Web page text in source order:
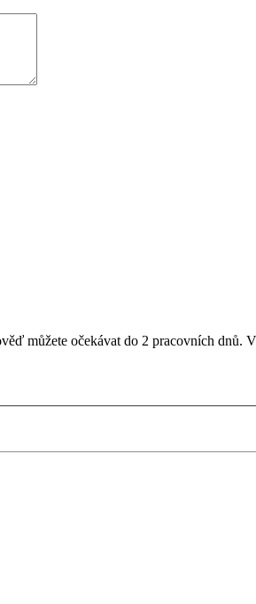
můžete očekávat do 2 pracovních dnů.